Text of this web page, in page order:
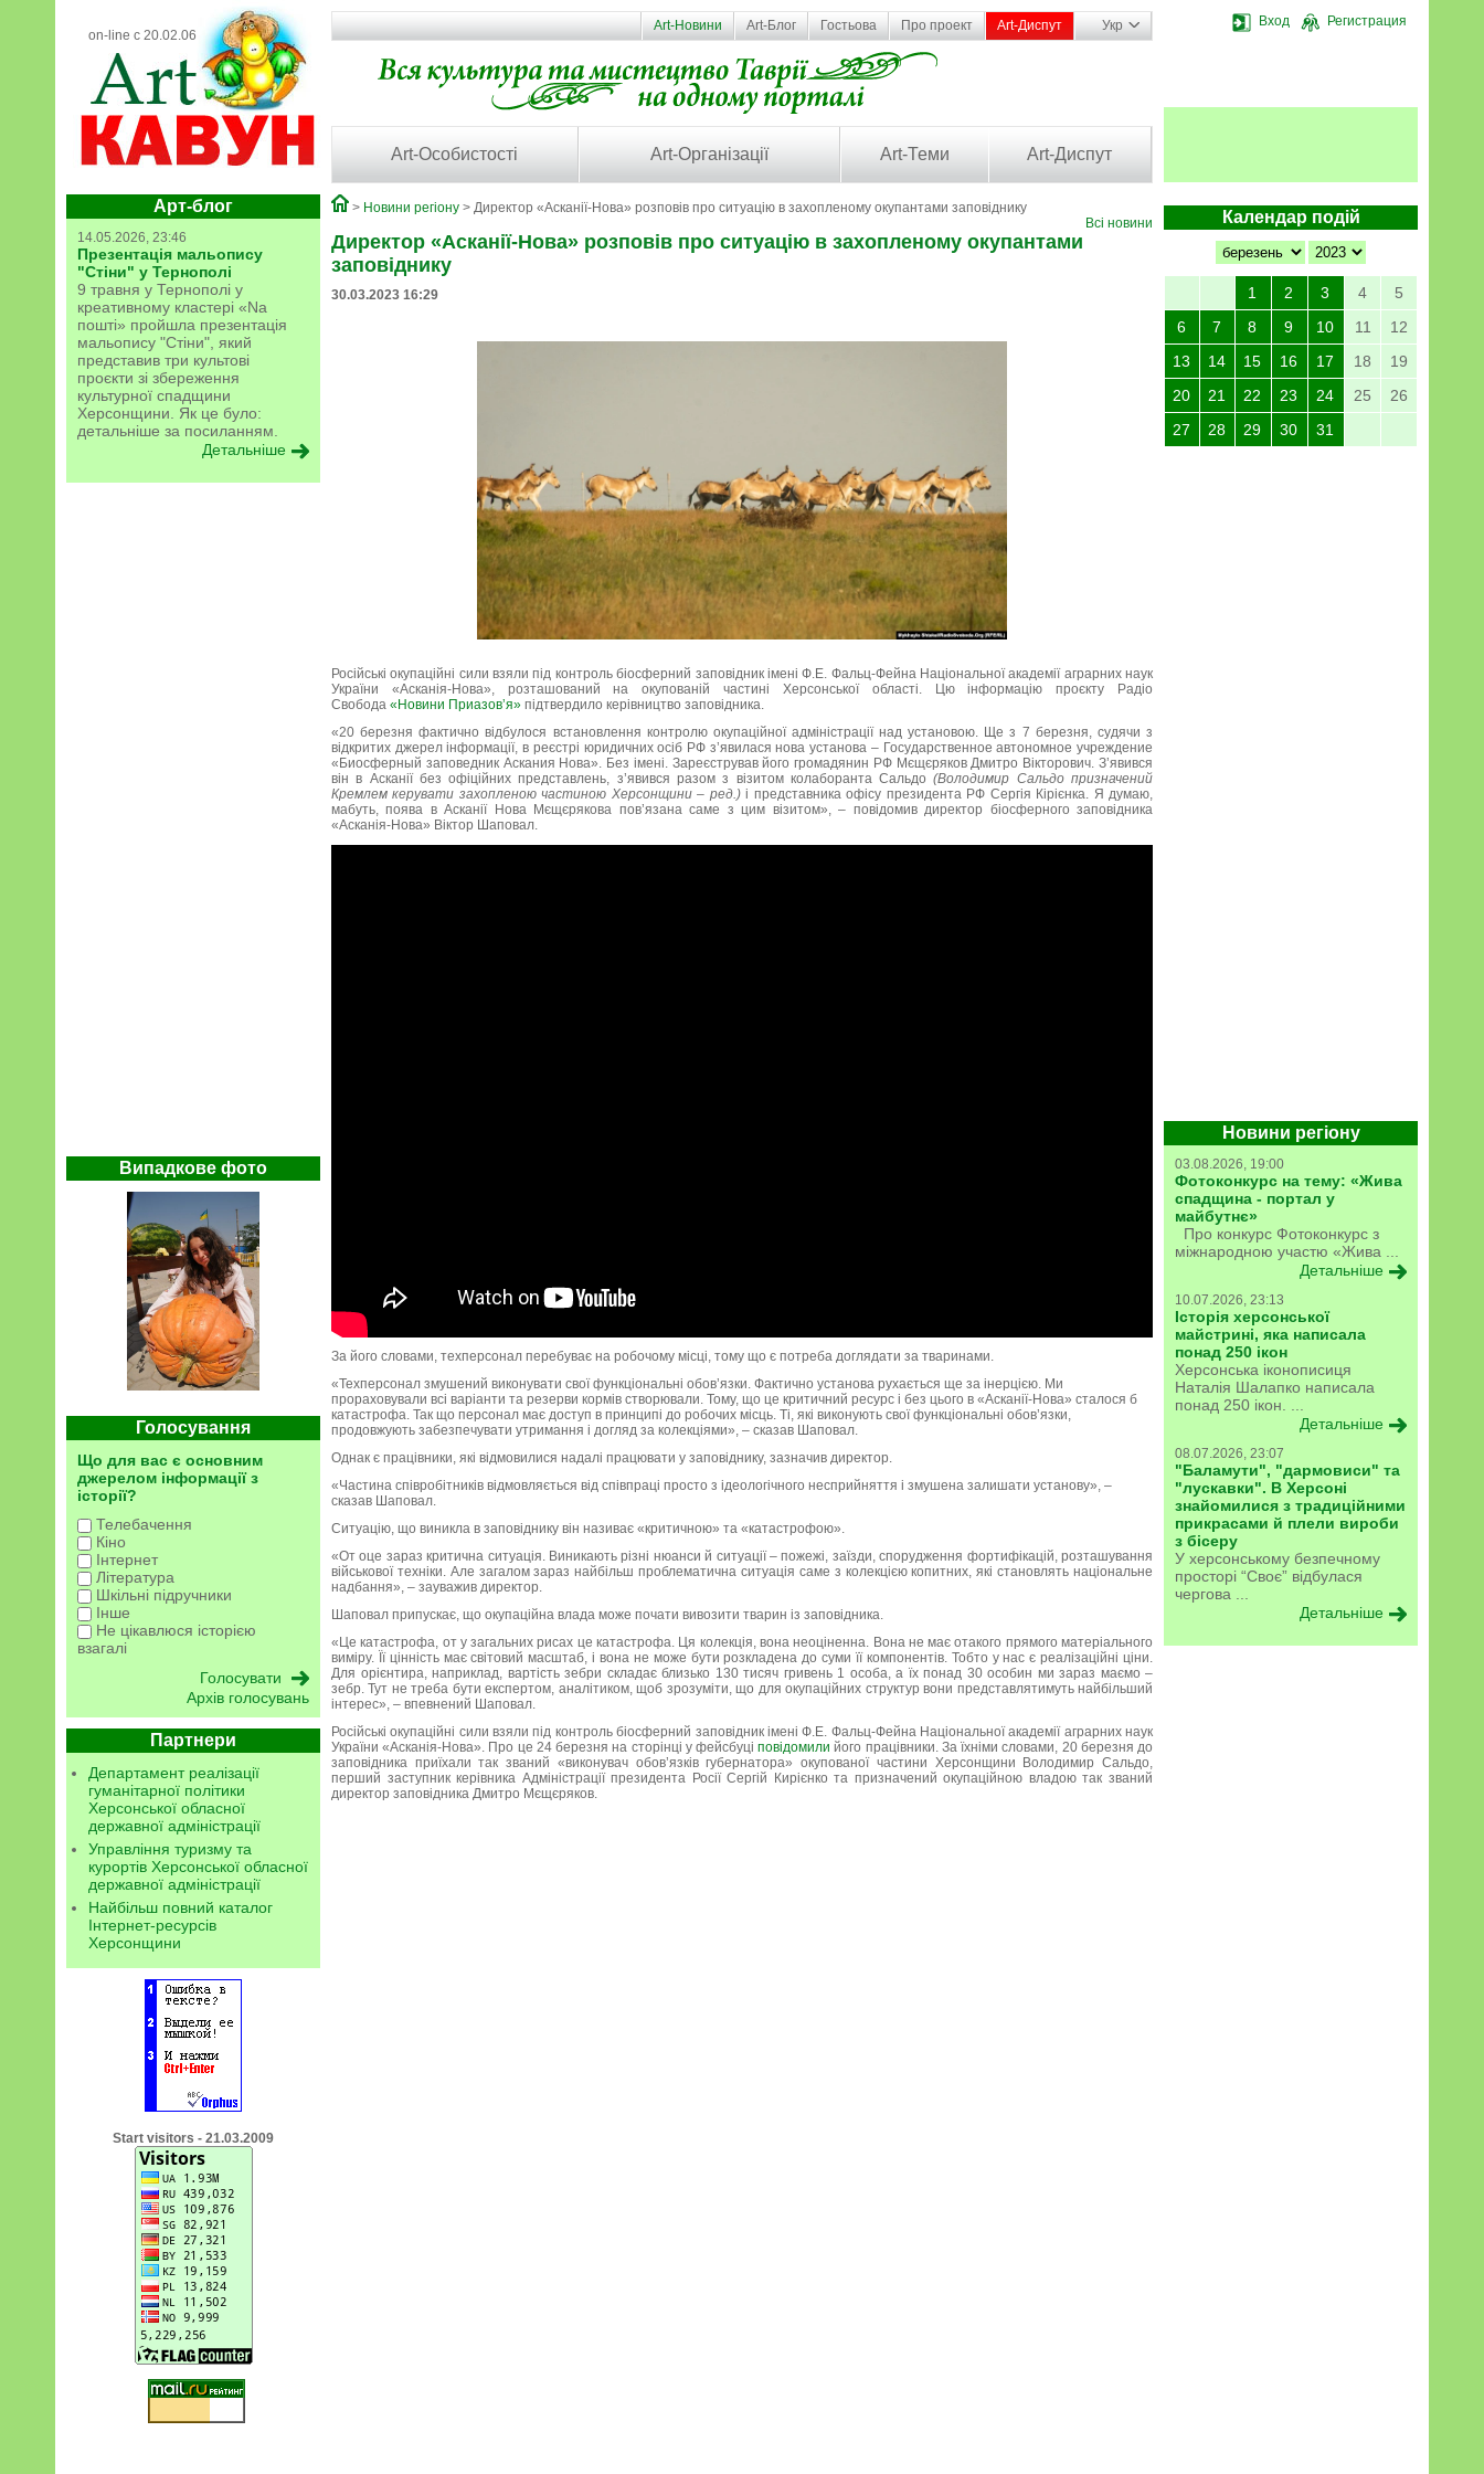
on-line с 20.02.06
Вход Регистрация
Art-Новини Art-Блог Гостьова Про проект Art-Диспут Укр
Art-Особистості Art-Організації Art-Теми Art-Диспут
Арт-блог
14.05.2026, 23:46
Презентація мальопису
"Стіни" у Тернополі
9 травня у Тернополі у
креативному кластері «Na
пошті» пройшла презентація
мальопису "Стіни", який
представив три культові
проєкти зі збереження
культурної спадщини
Херсонщини. Як це було:
детальніше за посиланням.
Детальніше
Випадкове фото
Голосування
Що для вас є основним
джерелом інформації з
історії?
Телебачення
Кіно
Інтернет
Література
Шкільні підручники
Інше
Не цікавлюся історією
взагалі
Архів голосувань
Партнери
Департамент реалізації
гуманітарної політики
Херсонської обласної
державної адміністрації
Управління туризму та
курортів Херсонської обласної
державної адміністрації
Найбільш повний каталог
Інтернет-ресурсів
Херсонщини
Start visitors - 21.03.2009
Календар подій
1 2 3 4
5
6
7 8 9 10 11
12
13
14 15 16 17 18
19
20
21 22 23 24 25
26
27
28 29 30 31
Новини регіону
03.08.2026, 19:00
Фотоконкурс на тему: «Жива
спадщина - портал у
майбутнє»
Про конкурс Фотоконкурс з
міжнародною участю «Жива ...
Детальніше
10.07.2026, 23:13
Історія херсонської
майстрині, яка написала
понад 250 ікон
Херсонська іконописиця
Наталія Шалапко написала
понад 250 ікон. ...
Детальніше
08.07.2026, 23:07
"Баламути", "дармовиси" та
"лускавки". В Херсоні
знайомилися з традиційними
прикрасами й плели вироби
з бісеру
У херсонському безпечному
просторі “Своє” відбулася
чергова ...
Детальніше
> Новини регіону > Директор «Асканії-Нова» розповів про ситуацію в захопленому окупантами заповіднику
Всі новини
Директор «Асканії-Нова» розповів про ситуацію в захопленому окупантами
заповіднику
30.03.2023 16:29
Російські окупаційні сили взяли під контроль біосферний заповідник імені Ф.Е. Фальц-Фейна Національної академії аграрних наук
України «Асканія-Нова», розташований на окупованій частині Херсонської області. Цю інформацію проєкту Радіо
Свобода «Новини Приазовʼя» підтвердило керівництво заповідника.
«20 березня фактично відбулося встановлення контролю окупаційної адміністрації над установою. Ще з 7 березня, судячи з
відкритих джерел інформації, в реєстрі юридичних осіб РФ з’явилася нова установа – Государственное автономное учреждение
«Биосферный заповедник Аскания Нова». Без імені. Зареєстрував його громадянин РФ Мєщєряков Дмитро Вікторович. З’явився
він в Асканії без офіційних представлень, з’явився разом з візитом колаборанта Сальдо(Володимир Сальдо призначений
Кремлем керувати захопленою частиною Херсонщини – ред.)і представника офісу президента РФ Сергія Кірієнка. Я думаю,
мабуть, поява в Асканії Нова Мєщєрякова пов’язана саме з цим візитом», – повідомив директор біосферного заповідника
«Асканія-Нова» Віктор Шаповал.
За його словами, техперсонал перебуває на робочому місці, тому що є потреба доглядати за тваринами.
«Техперсонал змушений виконувати свої функціональні обов’язки. Фактично установа рухається ще за інерцією. Ми
прораховували всі варіанти та резерви кормів створювали. Тому, що це критичний ресурс і без цього в «Асканії-Нова» сталося б
катастрофа. Так що персонал має доступ в принципі до робочих місць. Ті, які виконують свої функціональні обов’язки,
продовжують забезпечувати утримання і догляд за колекціями», – сказав Шаповал.
Однак є працівники, які відмовилися надалі працювати у заповіднику, зазначив директор.
«Частина співробітників відмовляється від співпраці просто з ідеологічного несприйняття і змушена залишати установу», –
сказав Шаповал.
Ситуацію, що виникла в заповіднику він називає «критичною» та «катастрофою».
«От оце зараз критична ситуація. Виникають різні нюанси й ситуації – пожежі, заїзди, спорудження фортифікацій, розташування
військової техніки. Але загалом зараз найбільш проблематична ситуація саме з колекцією копитних, які становлять національне
надбання», – зауважив директор.
Шаповал припускає, що окупаційна влада може почати вивозити тварин із заповідника.
«Це катастрофа, от у загальних рисах це катастрофа. Ця колекція, вона неоціненна. Вона не має отакого прямого матеріального
виміру. Її цінність має світовий масштаб, і вона не може бути розкладена до суми її компонентів. Тобто у нас є реалізаційні ціни.
Для орієнтира, наприклад, вартість зебри складає близько 130 тисяч гривень 1 особа, а їх понад 30 особин ми зараз маємо –
зебр. Тут не треба бути експертом, аналітиком, щоб зрозуміти, що для окупаційних структур вони представлятимуть найбільший
інтерес», – впевнений Шаповал.
Російські окупаційні сили взяли під контроль біосферний заповідник імені Ф.Е. Фальц-Фейна Національної академії аграрних наук
України «Асканія-Нова». Про це 24 березня на сторінці у фейсбуціповідомили його працівники. За їхніми словами, 20 березня до
заповідника приїхали так званий «виконувач обов’язків губернатора» окупованої частини Херсонщини Володимир Сальдо,
перший заступник керівника Адміністрації президента Росії Сергій Кирієнко та призначений окупаційною владою так званий
директор заповідника Дмитро Мєщєряков.